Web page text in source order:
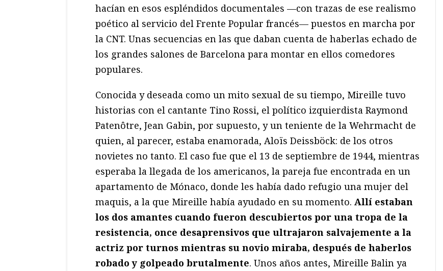
hacían en esos espléndidos documentales —con trazas de ese realismo
poético al servicio del Frente Popular francés— puestos en marcha por
la CNT. Unas secuencias en las que daban cuenta de haberlas echado de
los grandes salones de Barcelona para montar en ellos comedores
populares.
Conocida y deseada como un mito sexual de su tiempo, Mireille tuvo
historias con el cantante Tino Rossi, el político izquierdista Raymond
Patenôtre, Jean Gabin, por supuesto, y un teniente de la Wehrmacht de
quien, al parecer, estaba enamorada, Aloïs Deissböck: de los otros
novietes no tanto. El caso fue que el 13 de septiembre de 1944, mientras
esperaba la llegada de los americanos, la pareja fue encontrada en un
apartamento de Mónaco, donde les había dado refugio una mujer del
maquis, a la que Mireille había ayudado en su momento. Allí estaban
los dos amantes cuando fueron descubiertos por una tropa de la
resistencia, once desaprensivos que ultrajaron salvajemente a la
actriz por turnos mientras su novio miraba, después de haberlos
robado y golpeado brutalmente. Unos años antes, Mireille Balin ya